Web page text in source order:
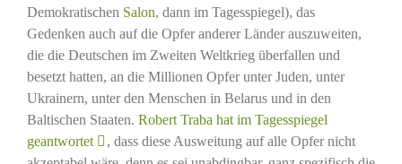
Demokratischen Salon, dann im Tagesspiegel), das
Gedenken auch auf die Opfer anderer Länder auszuweiten,
die die Deutschen im Zweiten Weltkrieg überfallen und
besetzt hatten, an die Millionen Opfer unter Juden, unter
Ukrainern, unter den Menschen in Belarus und in den
Baltischen Staaten. Robert Traba hat im Tagesspiegel
geantwortet
, dass diese Ausweitung auf alle Opfer nicht